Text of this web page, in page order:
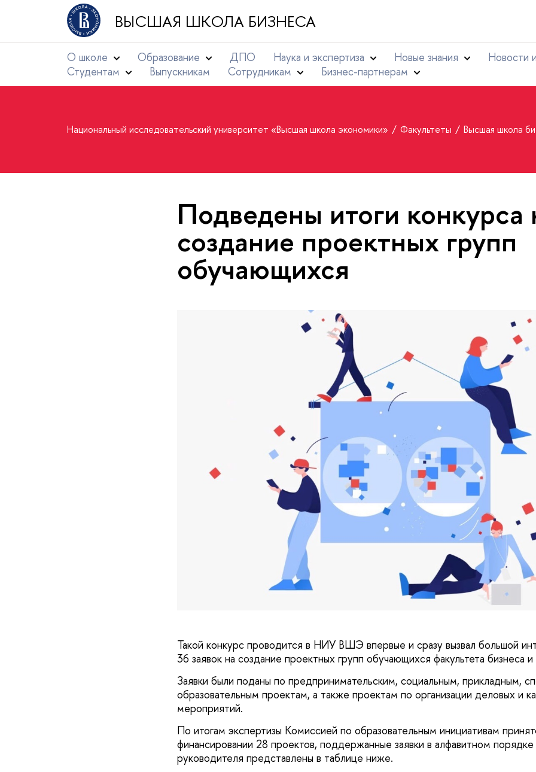
ВЫСШАЯ ШКОЛА БИЗНЕСА
О школе Образование ДПО Наука и экспертиза Новые знания Новости
Студентам
Выпускникам Сотрудникам Бизнес-партнерам
Национальный исследовательский университет «Высшая школа экономики» Факультеты Высшая школа
Подведены итоги конкурса
создание проектных групп
обучающихся
Такой конкурс проводится в НИУ ВШЭ впервые и сразу вызвал большой
36 заявок на создание проектных групп обучающихся факультета бизнеса
Заявки были поданы по предпринимательским, социальным, прикладным,
образовательным проектам, а также проектам по организации деловых и
мероприятий.
По итогам экспертизы Комиссией по образовательным инициативам
финансировании 28 проектов, поддержанные заявки в алфавитном
руководителя представлены в таблице ниже.